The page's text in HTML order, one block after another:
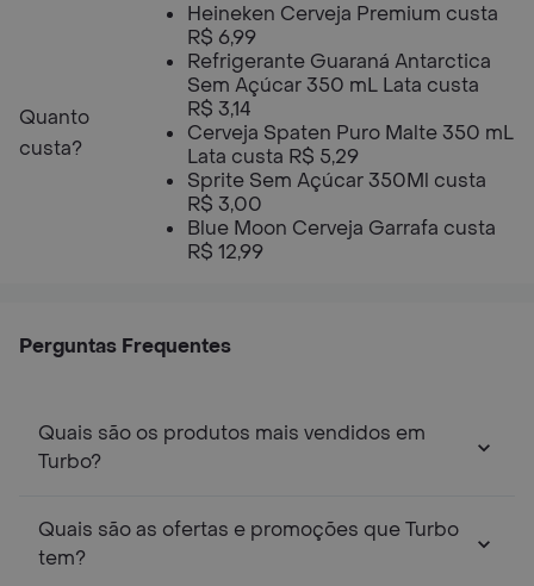
Quanto
custa?
Heineken Cerveja Premium custa
R$ 6,99
Refrigerante Guaraná Antarctica
Sem Açúcar 350 mL Lata custa
R$ 3,14
Cerveja Spaten Puro Malte 350 mL
Lata custa R$ 5,29
Sprite Sem Açúcar 350Ml custa
R$ 3,00
Blue Moon Cerveja Garrafa custa
R$ 12,99
Perguntas Frequentes
Quais são os produtos mais vendidos em
Turbo?
Quais são as ofertas e promoções que Turbo
tem?